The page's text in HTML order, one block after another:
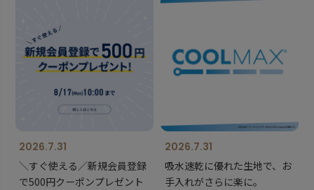
2026.7.31
＼すぐ使える／新規会員登録
で500円クーポンプレゼント
2026.7.31
吸水速乾に優れた生地で、お
手入れがさらに楽に。